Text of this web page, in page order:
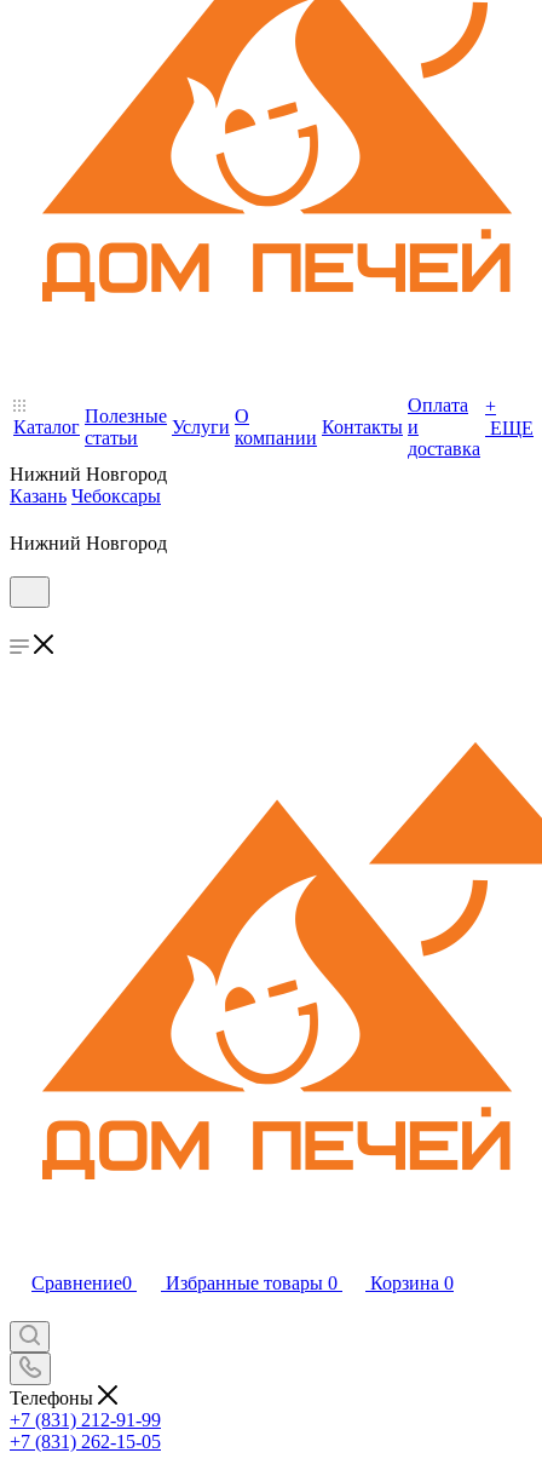
Каталог
Полезные
статьи
Услуги
О
компании
Контакты
Оплата
и
доставка
+
ЕЩЕ
Нижний Новгород
Казань Чебоксары
Нижний Новгород
Сравнение0 Избранные товары 0 Корзина 0
Телефоны
+7 (831) 212-91-99
+7 (831) 262-15-05